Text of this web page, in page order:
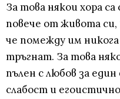
За това някои хора
повече от живота си,
че помежду им никога
тръгнат. За това
пълен с любов за
слабост и